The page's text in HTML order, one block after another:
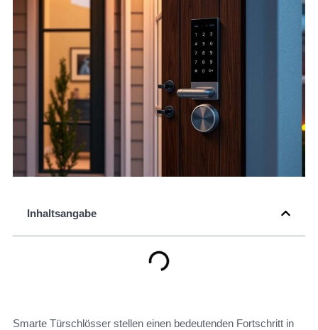
Inhaltsangabe
Smarte Türschlösser stellen einen bedeutenden Fortschritt in